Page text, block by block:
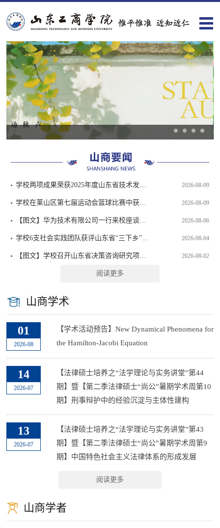
2026-08-09
学校在莱山区第七届运动会篮球比赛中获佳绩 2026-08-09
2026-08-06
学校6支社会实践团队获评山东省“三下乡”重点服务团队 2026-08-04
2026-08-02
阅读更多
山商学术
01
2026-08
【学术活动预告】New Dynamical Phenomena for
the Hamilton-Jacobi Equation
14
2026-07
【法律硕士培养之“法学理论与实务讲堂”第44
期】暨【第二季法律硕士“尚公”暑期学术周第10
期】刑事辩护中的经验沉淀与主体性建构
13
2026-07
【法律硕士培养之“法学理论与实务讲堂”第43
期】暨【第二季法律硕士“尚公”暑期学术周第9
期】中国特色社会主义法律体系的形成发展
阅读更多
山商学者